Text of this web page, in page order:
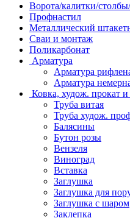
Ворота/калитки/
Профнастил
Металлический
Сваи и монтаж
Поликарбонат
Арматура
Арматура
Арматура
Ковка, худож. прокат и
Труба витая
Труба худож.
Балясины
Бутон розы
Вензеля
Виноград
Вставка
Заглушка
Заглушка для
Заглушка с шаром
Заклепка